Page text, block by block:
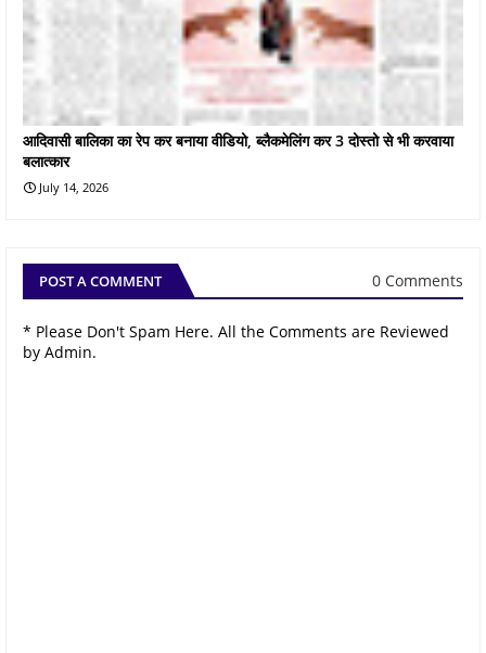
आदिवासी बालिका का रेप कर बनाया वीडियो, ब्लैकमेलिंग कर 3 दोस्तो से भी करवाया
बलात्कार
July 14, 2026
POST A COMMENT 0 Comments
* Please Don't Spam Here. All the Comments are Reviewed
by Admin.